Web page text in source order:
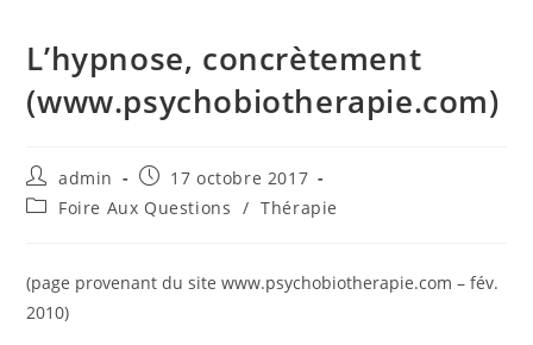
L’hypnose, concrètement
(www.psychobiotherapie.com)
Auteur/autrice
de
la
admin
Publication
publiée :
17 octobre 2017
PostFoire Aux Questions / Thérapie
(page provenant du site www.psychobiotherapie.com – fév.
2010)